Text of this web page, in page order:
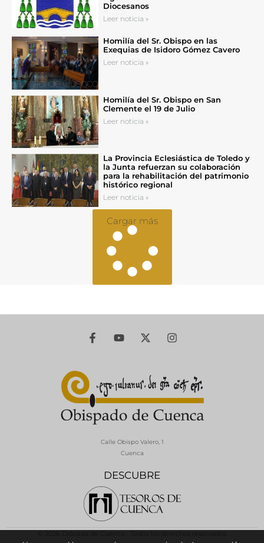
Diocesanos
Leer noticia »
Homilía del Sr. Obispo en las
Exequias de Isidoro Gómez Cavero
Leer noticia »
Homilía del Sr. Obispo en San
Clemente el 19 de Julio
Leer noticia »
La Provincia Eclesiástica de Toledo y
la Junta refuerzan su colaboración
para la rehabilitación del patrimonio
histórico regional
Leer noticia »
Cargar más
DESCUBRE
Calle Obispo Valero, 1
Cuenca